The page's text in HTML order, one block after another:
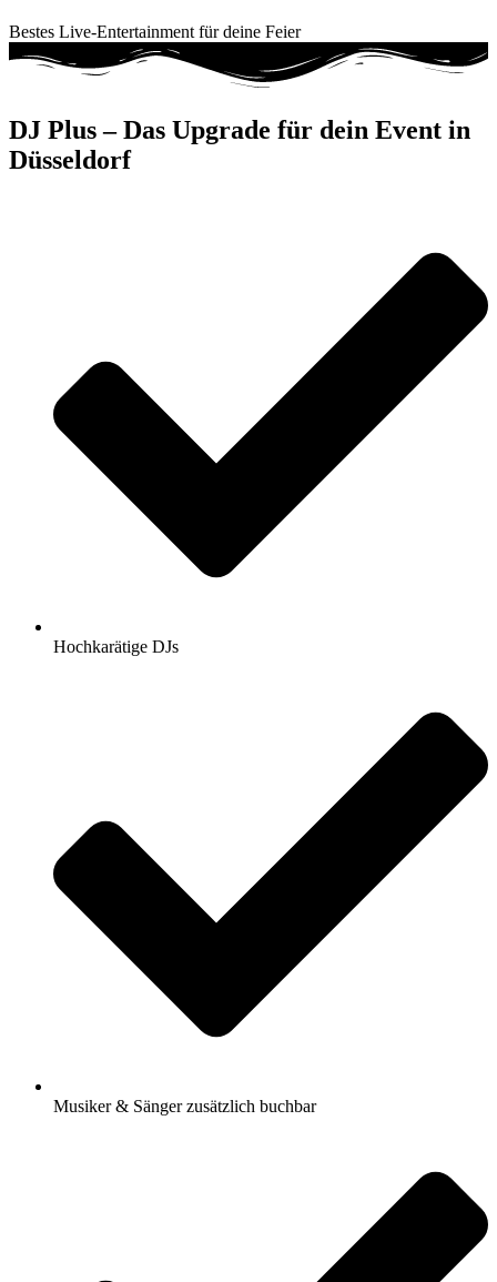
Bestes Live-Entertainment für deine Feier
DJ Plus – Das Upgrade für dein Event in
Düsseldorf
Hochkarätige DJs
Musiker & Sänger zusätzlich buchbar